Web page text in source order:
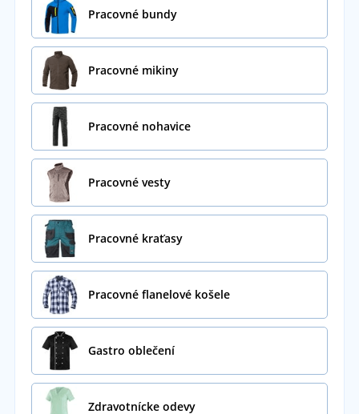
Pracovné bundy
Pracovné mikiny
Pracovné nohavice
Pracovné vesty
Pracovné kraťasy
Pracovné flanelové košele
Gastro oblečení
Zdravotnícke odevy